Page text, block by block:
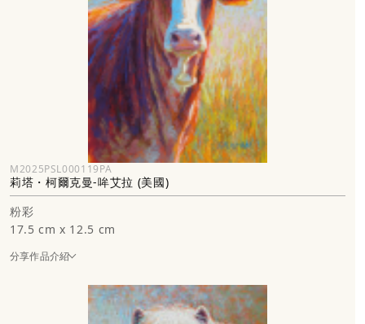
M2025PSL000119PA
莉塔・柯爾克曼-哞艾拉 (美國)
粉彩
17.5 cm x 12.5 cm
分享作品介紹